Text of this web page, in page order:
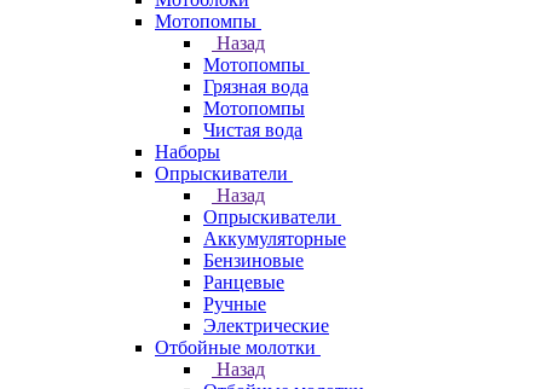
Мотопомпы
Назад
Мотопомпы
Грязная вода
Мотопомпы
Чистая вода
Наборы
Опрыскиватели
Назад
Опрыскиватели
Аккумуляторные
Бензиновые
Ранцевые
Ручные
Электрические
Отбойные молотки
Назад